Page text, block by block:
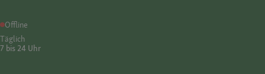
Offline
Täglich
7 bis 24 Uhr